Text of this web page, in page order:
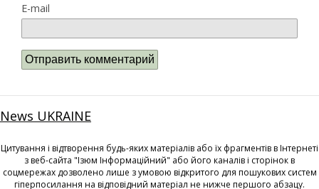
E-mail
News UKRAINE
Цитування і відтворення будь-яких матеріалів або їх фрагментів в Інтернеті
з веб-сайта "Ізюм Інформаційний" або його каналів і сторінок в
соцмережах дозволено лише з умовою відкритого для пошукових систем
гіперпосилання на відповідний матеріал не нижче першого абзацу.